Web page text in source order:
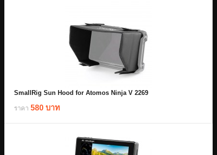
SmallRig Sun Hood for Atomos Ninja V 2269
ราคา 580 บาท